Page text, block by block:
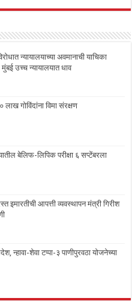
न्यायालयाच्या अवमानाची याचिका
उच्च न्यायालयात धाव
गोविंदांना विमा संरक्षण
बेलिफ-लिपिक परीक्षा ६ सप्टेंबरला
इमारतीची आपत्ती व्यवस्थापन मंत्री गिरीश
न्हावा-शेवा टप्पा-३ पाणीपुरवठा योजनेच्या